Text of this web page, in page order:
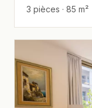
3 pièces · 85 m²